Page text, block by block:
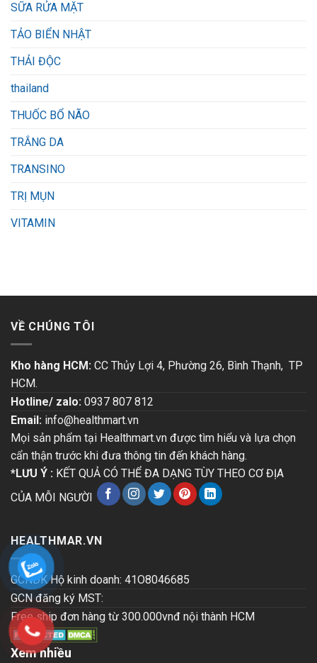
SỮA RỬA MẶT
TẢO BIỂN NHẬT
THẢI ĐỘC
thailand
THUỐC BỔ NÃO
TRẮNG DA
TRANSINO
TRỊ MỤN
VITAMIN
VỀ CHÚNG TÔI
Kho hàng HCM: CC Thủy Lợi 4, Phường 26, Bình Thạnh, TP
HCM.
Hotline/ zalo: 0937 807 812
Email: info@healthmart.vn
Mọi sản phẩm tại Healthmart.vn được tìm hiểu và lựa chọn
cẩn thận trước khi đưa thông tin đến khách hàng.
*LƯU Ý : KẾT QUẢ CÓ THỂ ĐA DẠNG TÙY THEO CƠ ĐỊA
CỦA MỖI NGƯỜI
HEALTHMAR.VN
GCNDK Hộ kinh doanh: 41O8046685
GCN đăng ký MST:
Free ship đơn hàng từ 300.000vnđ nội thành HCM
Xem nhiều